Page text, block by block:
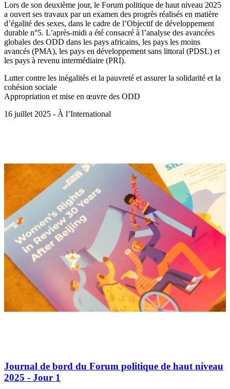
Lors de son deuxième jour, le Forum politique de haut niveau 2025
a ouvert ses travaux par un examen des progrès réalisés en matière
d’égalité des sexes, dans le cadre de l’Objectif de développement
durable n°5. L’après-midi a été consacré à l’analyse des avancées
globales des ODD dans les pays africains, les pays les moins
avancés (PMA), les pays en développement sans littoral (PDSL) et
les pays à revenu intermédiaire (PRI).
Lutter contre les inégalités et la pauvreté et assurer la solidarité et la
cohésion sociale
Appropriation et mise en œuvre des ODD
16 juillet 2025 - À l’International
Journal de bord du Forum politique de haut niveau
2025 - Jour 1